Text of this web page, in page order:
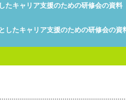
たキャリア支援のための研修会の資料
したキャリア支援のための研修会の資